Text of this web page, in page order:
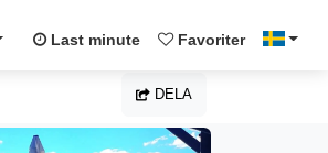
Last minute Favoriter
DELA